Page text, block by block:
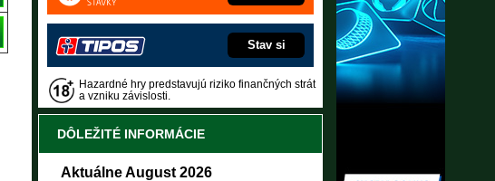
Stav si
Hazardné hry predstavujú riziko finančných strát
a vzniku závislosti.
DÔLEŽITÉ INFORMÁCIE
Aktuálne August 2026